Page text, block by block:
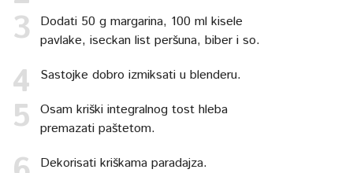
Dodati 50 g margarina, 100 ml kisele
pavlake, iseckan list peršuna, biber i so.
Sastojke dobro izmiksati u blenderu.
Osam kriški integralnog tost hleba
premazati paštetom.
Dekorisati kriškama paradajza.